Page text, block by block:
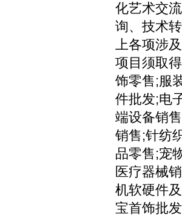
化艺术交
询、技术
上各项涉
项目须取
饰零售;服
件批发;电
端设备销
销售;针纺
品零售;宠
医疗器械
机软硬件
宝首饰批